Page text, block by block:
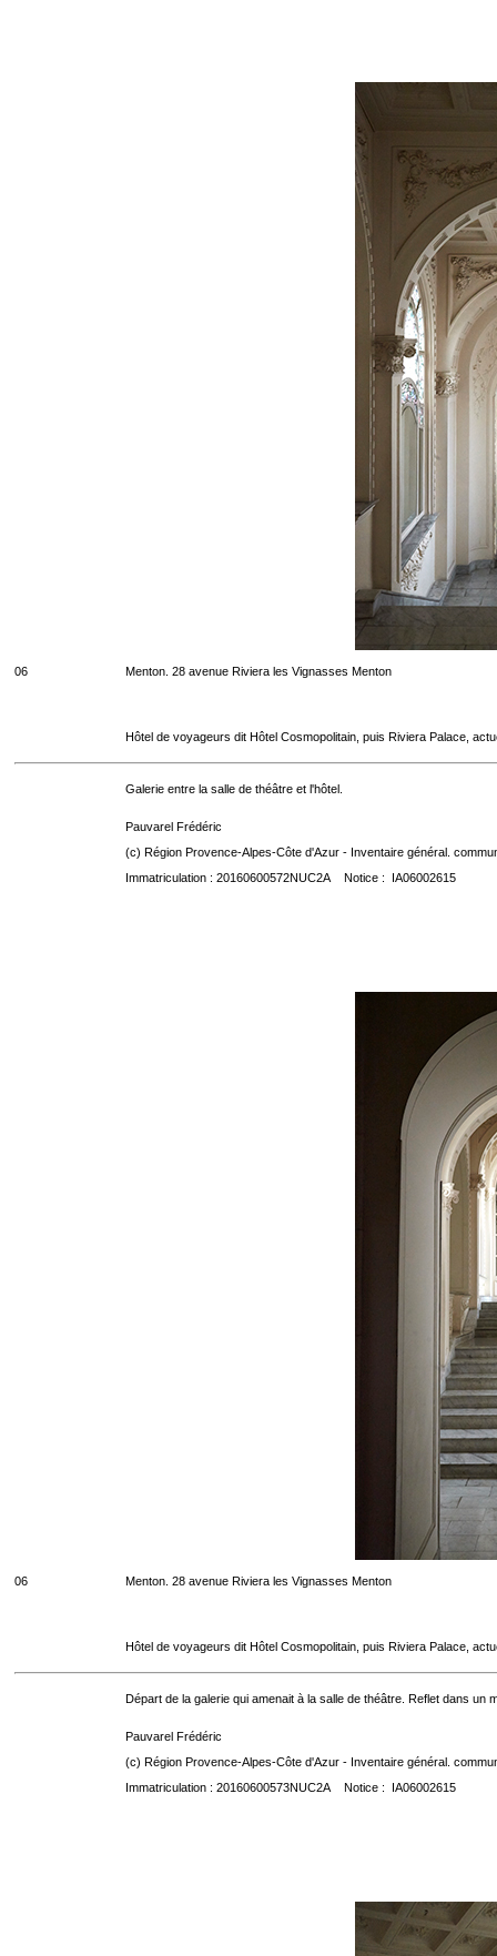
06 Menton. 28 avenue Riviera les Vignasses Menton
Hôtel de voyageurs dit Hôtel Cosmopolitain, puis Riviera Palace,
Galerie entre la salle de théâtre et l'hôtel.
Pauvarel Frédéric
(c) Région Provence-Alpes-Côte d'Azur - Inventaire général.
Immatriculation : 20160600572NUC2A Notice : IA06002615
06 Menton. 28 avenue Riviera les Vignasses Menton
Hôtel de voyageurs dit Hôtel Cosmopolitain, puis Riviera Palace,
Départ de la galerie qui amenait à la salle de théâtre. Reflet dans un
Pauvarel Frédéric
(c) Région Provence-Alpes-Côte d'Azur - Inventaire général.
Immatriculation : 20160600573NUC2A Notice : IA06002615